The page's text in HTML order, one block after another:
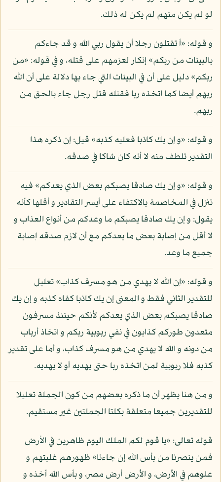
لو لم يكن منهم لم يكن له ذلك.
و قوله: «أ تقتلون رجلا أن يقول ربي الله و قد جاءكم
بالبينات من ربكم» إنكار لعزمهم على قتله، و في قوله: «من
ربكم» دليل على أن في البينات التي جاء بها دلالة على أن الله
ربهم أيضا كما اتخذه ربا فقتله قتل رجل جاء بالحق من
ربهم.
و قوله: «و إن يك كاذبا فعليه كذبه» قيل: إن ذكره هذا
التقدير تلطف منه لا أنه كان شاكا في صدقه.
و قوله: «و إن يك صادقا يصبكم بعض الذي يعدكم» فيه
تنزل في المخاصمة بالاكتفاء على أيسر التقادير و أقلها كأنه
يقول: و إن يك صادقا يصبكم ما وعدكم من أنواع العذاب و
لا أقل من إصابة بعض ما يعدكم مع أن لازم صدقه إصابة
جميع ما وعد.
و قوله: «إن الله لا يهدي من هو مسرف كذاب» تعليل
للتقدير الثاني فقط و المعنى إن يك كاذبا كفاه كذبه و إن يك
صادقا يصبكم بعض الذي يعدكم لأنكم حينئذ مسرفون
متعدون طوركم كذابون في نفي ربوبية ربكم و اتخاذ أرباب
من دونه و الله لا يهدي من هو مسرف كذاب، و أما على تقدير
كذبه فلا ربوبية لمن اتخذه ربا حتى يهديه أو لا يهديه.
و من هنا يظهر أن ما ذكره بعضهم من كون الجملة تعليلا
للتقديرين جميعا متعلقة بكلتا الجملتين غير مستقيم.
قوله تعالى: «يا قوم لكم الملك اليوم ظاهرين في الأرض
فمن ينصرنا من بأس الله إن جاءنا» ظهورهم غلبتهم و
علوهم في الأرض، و الأرض أرض مصر، و بأس الله أخذه و